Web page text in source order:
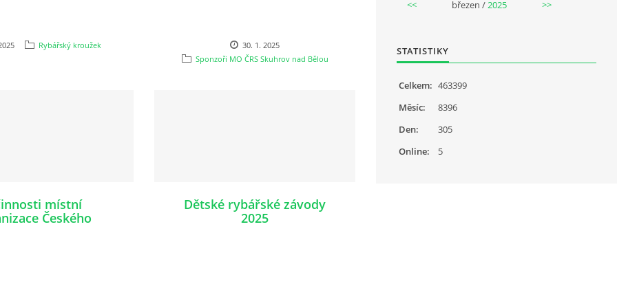
Rybářský kroužek
30. 1. 2025
Sponzoři MO ČRS Skuhrov nad Bělou
místní
Českého
Dětské rybářské závody
2025
<< březen /2025 >>
STATISTIKY
Online: 5
Celkem: 463399
Měsíc:
8396
Den:
305